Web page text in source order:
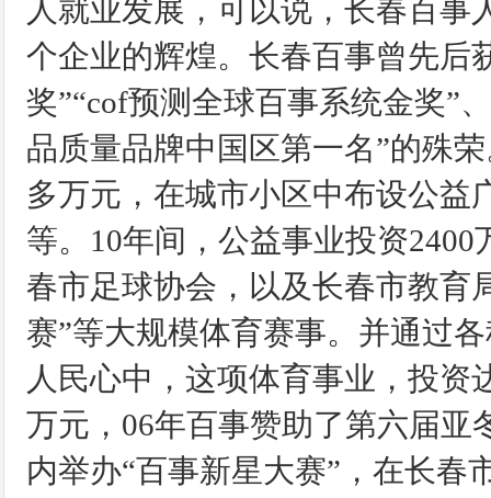
人就业发展，可以说，长春百
个企业的辉煌。长春百事曾先后
奖”“cof预测全球百事系统金奖”
品质量品牌中国区第一名”的殊
多万元，在城市小区中布设公益
等。10年间，公益事业投资
春市足球协会，以及长春市教育
赛”等大规模体育赛事。并通过
人民心中，这项体育事业，投资
万元，06年百事赞助了第六届亚
内举办“百事新星大赛”，在长春